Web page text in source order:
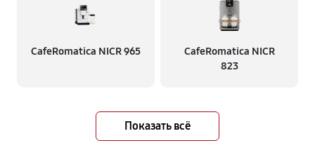
CafeRomatica NICR 965
CafeRomatica NICR
823
Показать всё